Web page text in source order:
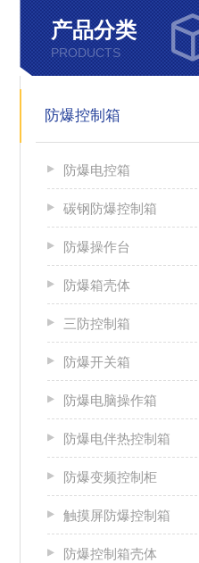
产品分类
PRODUCTS
防爆控制箱
防爆电控箱
碳钢防爆控制箱
防爆操作台
防爆箱壳体
三防控制箱
防爆开关箱
防爆电脑操作箱
防爆电伴热控制箱
防爆变频控制柜
触摸屏防爆控制箱
防爆控制箱壳体